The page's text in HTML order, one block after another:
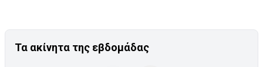
Τα ακίνητα της εβδομάδας